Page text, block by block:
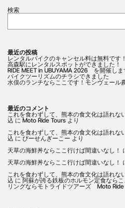
検索
最近の投稿
レンタルバイクのキャンセル料は無料です！
高森駅にレンタルスポットができました！
RIDE MEET in UBUYAMA 2026 を開催しま
バイクツーリズムのチラシできました
水俣のランチならここです！モンヴェール
最近のコメント
これを食わずして、熊本の食文化は語れ
込 にMoto Ride Toursより
これを食わずして、熊本の食文化は語れ
込 にびーせんぎーこーより
天草の海鮮丼ならここ行けば間違いなし！
天草の海鮮丼ならここ行けば間違いなし！
これを食わずして、熊本の食文化は語れ
込 に阿蘇が誇る鉄板のホルモン定食なら
リングならモトライドツアーズ Moto Ride